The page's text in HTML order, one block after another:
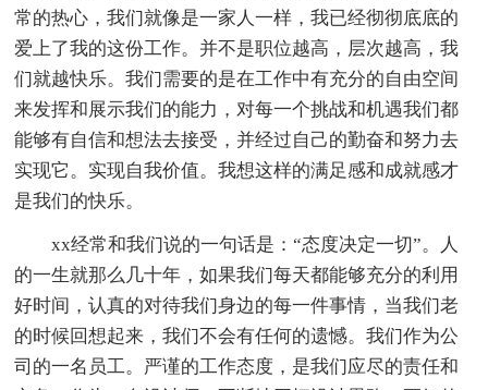
常的热心，我们就像是一家人一样，我已经彻彻底底的
爱上了我的这份工作。并不是职位越高，层次越高，我
们就越快乐。我们需要的是在工作中有充分的自由空间
来发挥和展示我们的能力，对每一个挑战和机遇我们都
能够有自信和想法去接受，并经过自己的勤奋和努力去
实现它。实现自我价值。我想这样的满足感和成就感才
是我们的快乐。
xx经常和我们说的一句话是：“态度决定一切”。人
的一生就那么几十年，如果我们每天都能够充分的利用
好时间，认真的对待我们身边的每一件事情，当我们老
的时候回想起来，我们不会有任何的遗憾。我们作为公
司的一名员工。严谨的工作态度，是我们应尽的责任和